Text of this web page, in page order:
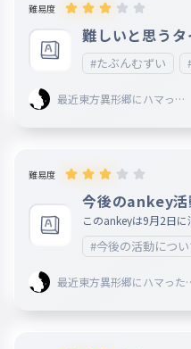
難易度
難しいと思う
#たぶんむずい
最近東方異形郷にハマった
難易度
今後のankey活
このankeyは9月2日に
#今後の活動につ
最近東方異形郷にハマった